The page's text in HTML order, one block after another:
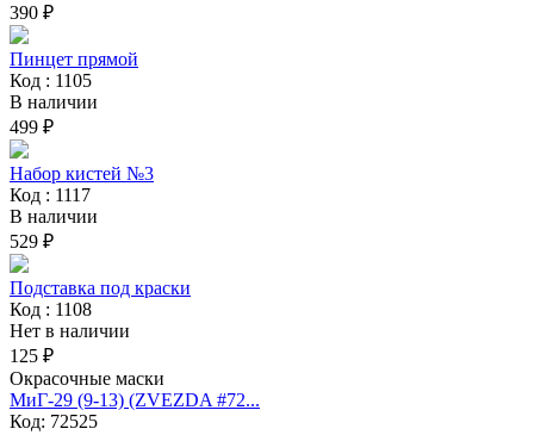
390 ₽
Пинцет прямой
Код : 1105
В наличии
499 ₽
Набор кистей №3
Код : 1117
В наличии
529 ₽
Подставка под краски
Код : 1108
Нет в наличии
125 ₽
Окрасочные маски
МиГ-29 (9-13) (ZVEZDA #72...
Код: 72525